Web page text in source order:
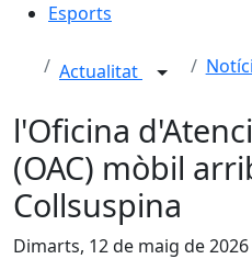
Esports
Actualitat
l'Oficina
(OAC) mòbil
Collsuspina
Dimarts, 12 de maig de 2026